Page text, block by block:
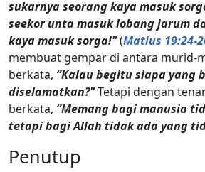
sukarnya seorang kaya masuk
seekor unta masuk lobang jarum
kaya masuk sorga!"(Matius 19:24-
membuat gempar di antara murid-
berkata, ”Kalau begitu siapa yang
diselamatkan?"Tetapi dengan
berkata, ”Memang bagi manusia
tetapi bagi Allah tidak ada yang
Penutup